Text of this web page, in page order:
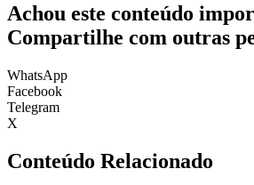
Achou este conteúdo
Compartilhe com outras
WhatsApp
Facebook
Telegram
X
Conteúdo Relacionado